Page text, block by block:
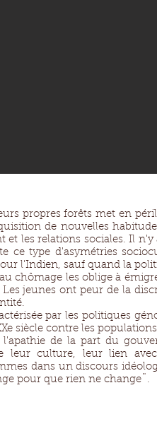
propres forêts met en
de nouvelles
et les relations sociales. Il
ce type d'asymétries
l'Indien, sauf quand la
chômage les oblige à
Les jeunes ont peur de la
par les politiques
siècle contre les
de la part du
leur culture, leur lien
dans un discours
pour que rien ne change¨.